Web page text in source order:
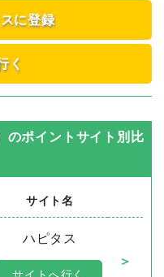
に登録
く
のポイントサイト別比
サイト名
ハピタス
＞
サイトへ行く